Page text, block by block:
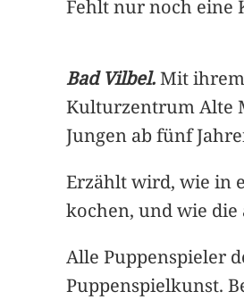
Fehlt nur noch eine
Bad Vilbel.Mit
Kulturzentrum Alte
Jungen ab fünf
Erzählt wird, wie in
kochen, und wie die
Alle Puppenspieler
Puppenspielkunst.